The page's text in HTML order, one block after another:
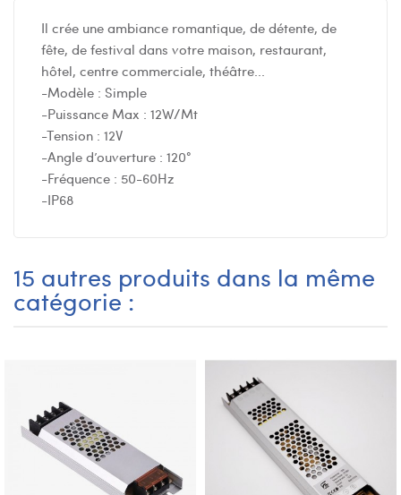
Il crée une ambiance romantique, de détente, de
fête, de festival dans votre maison, restaurant,
hôtel, centre commerciale, théâtre...
-Modèle : Simple
-Puissance Max : 12W/Mt
-Tension : 12V
-Angle d’ouverture : 120°
-Fréquence : 50-60Hz
-IP68
15 autres produits dans la même
catégorie :